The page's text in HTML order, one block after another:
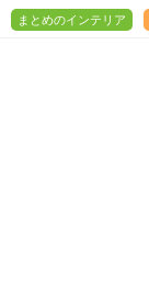
まとめのインテリア